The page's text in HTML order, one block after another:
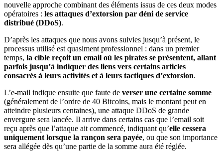
nouvelle approche combinant des éléments issus de ces deux modes
opératoires : les attaques d’extorsion par déni de service
distribué (DDoS).
D’après les attaques que nous avons suivies jusqu’à présent, le
processus utilisé est quasiment professionnel : dans un premier
temps, la cible reçoit un email où les pirates se présentent, allant
parfois jusqu’à indiquer des liens vers certains articles
consacrés à leurs activités et à leurs tactiques d’extorsion.
L’e-mail indique ensuite que faute de verser une certaine somme
(généralement de l’ordre de 40 Bitcoins, mais le montant peut en
atteindre plusieurs centaines), une attaque DDoS de grande
envergure sera lancée. Il arrive dans certains cas que l’email soit
reçu après que l’attaque ait commencé, indiquant qu’elle cessera
uniquement lorsque la rançon sera payée, ou que son importance
sera allégée dès qu’une partie de la somme aura été réglée.